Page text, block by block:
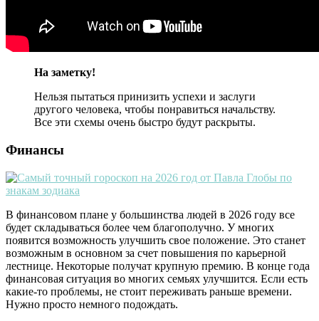
На заметку!
Нельзя пытаться принизить успехи и заслуги
другого человека, чтобы понравиться начальству.
Все эти схемы очень быстро будут раскрыты.
Финансы
В финансовом плане у большинства людей в 2026 году все
будет складываться более чем благополучно. У многих
появится возможность улучшить свое положение. Это станет
возможным в основном за счет повышения по карьерной
лестнице. Некоторые получат крупную премию. В конце года
финансовая ситуация во многих семьях улучшится. Если есть
какие-то проблемы, не стоит переживать раньше времени.
Нужно просто немного подождать.